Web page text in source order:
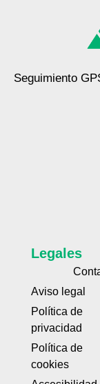
Seguimiento
Legales
Aviso legal
Política de
privacidad
Política de
cookies